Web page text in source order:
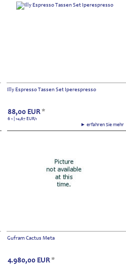
Illy Espresso Tassen Set Iperespresso
► erfahren Sie mehr
88,00 EUR *
6 1 | 14,67 EUR/1
Gufram Cactus Meta
4.980,00 EUR *